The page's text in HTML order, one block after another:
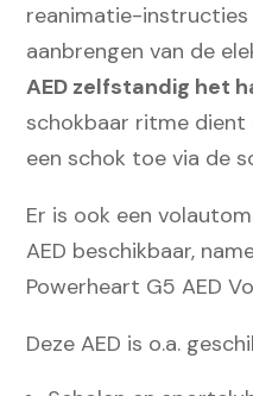
reanimatie-instructies
aanbrengen van de
AED zelfstandig het
schokbaar ritme dient
een schok toe via de
Er is ook een
AED beschikbaar,
Powerheart G5 AED
Deze AED is o.a.